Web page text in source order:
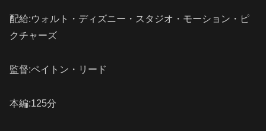
配給:ウォルト・ディズニー・スタジオ・モーション・ピ
クチャーズ
監督:ペイトン・リード
本編:125分